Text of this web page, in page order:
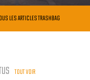
LES ARTICLES TRASHBAG
TOUT VOIR